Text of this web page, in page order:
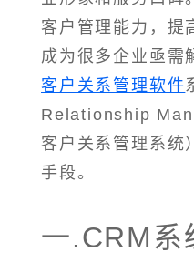
客户管理能力，提
成为很多企业亟需
客户关系管理软件
Relationship
客户关系管理系统
手段。
一.CRM系